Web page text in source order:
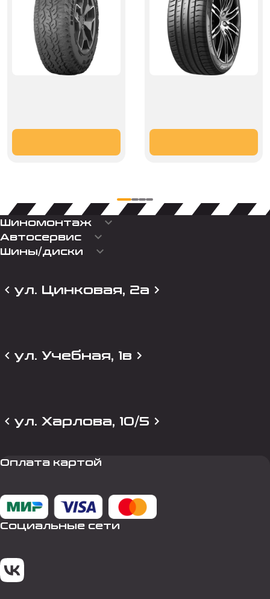
Шиномонтаж keyboard_arrow_down
Автосервис keyboard_arrow_down
Шины/диски keyboard_arrow_down
ул. Цинковая, 2а
ул. Учебная, 1в
ул. Харлова, 10/5
Оплата картой
Социальные сети